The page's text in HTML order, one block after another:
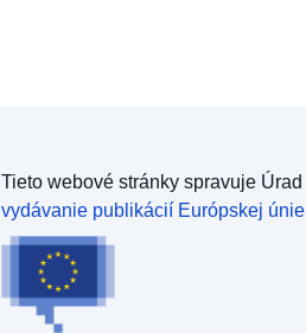
Tieto webové stránky spravuje Úrad
vydávanie publikácií Európskej únie